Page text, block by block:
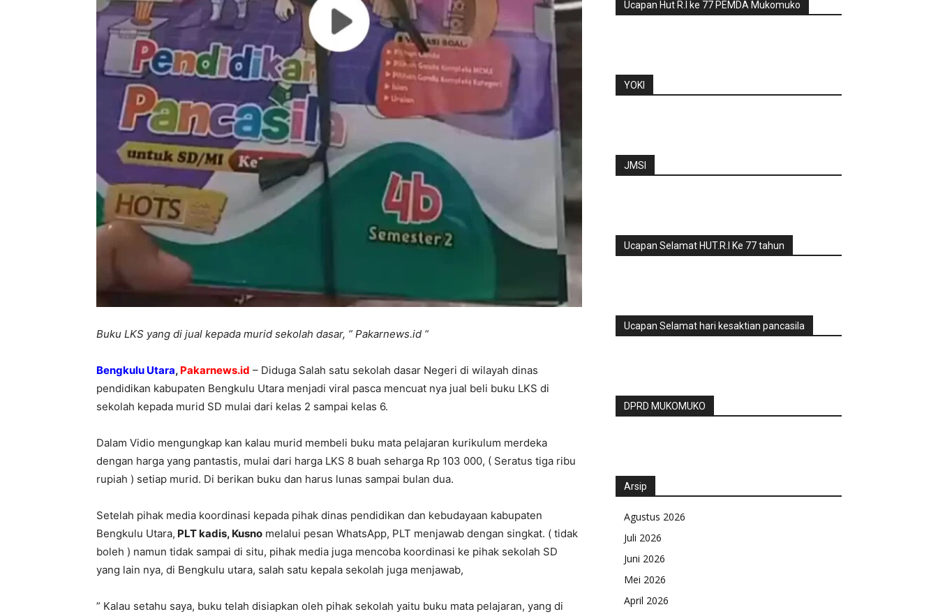
Buku LKS yang di jual kepada murid sekolah dasar, ” Pakarnews.id “
Bengkulu Utara, Pakarnews.id – Diduga Salah satu sekolah dasar Negeri di wilayah dinas
pendidikan kabupaten Bengkulu Utara menjadi viral pasca mencuat nya jual beli buku LKS di
sekolah kepada murid SD mulai dari kelas 2 sampai kelas 6.
Dalam Vidio mengungkap kan kalau murid membeli buku mata pelajaran kurikulum merdeka
dengan harga yang pantastis, mulai dari harga LKS 8 buah seharga Rp 103 000, ( Seratus tiga ribu
rupiah ) setiap murid. Di berikan buku dan harus lunas sampai bulan dua.
Setelah pihak media koordinasi kepada pihak dinas pendidikan dan kebudayaan kabupaten
Bengkulu Utara, PLT kadis, Kusno melalui pesan WhatsApp, PLT menjawab dengan singkat. ( tidak
boleh ) namun tidak sampai di situ, pihak media juga mencoba koordinasi ke pihak sekolah SD
yang lain nya, di Bengkulu utara, salah satu kepala sekolah juga menjawab,
” Kalau setahu saya, buku telah disiapkan oleh pihak sekolah yaitu buku mata pelajaran, yang di
Ucapan Hut R.I ke 77 PEMDA Mukomuko
YOKI
JMSI
Ucapan Selamat HUT.R.I Ke 77 tahun
Ucapan Selamat hari kesaktian pancasila
DPRD MUKOMUKO
Arsip
Agustus 2026
Juli 2026
Juni 2026
Mei 2026
April 2026